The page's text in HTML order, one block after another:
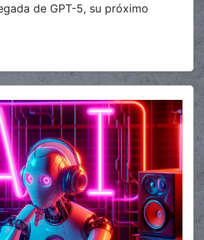
de GPT-5, su próximo